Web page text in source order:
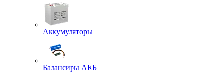
Аккумуляторы
Балансиры АКБ